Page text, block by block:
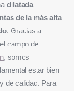
dilatada
de la más alta
. Gracias a
campo de
, somos
estar bien
de calidad. Para